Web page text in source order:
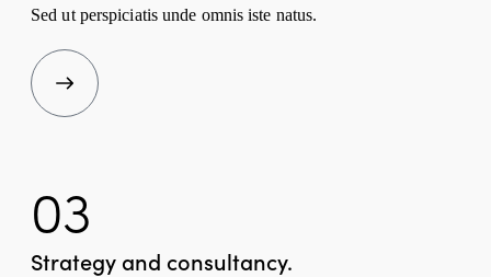
Sed ut perspiciatis unde omnis iste natus.
03
Strategy and consultancy.